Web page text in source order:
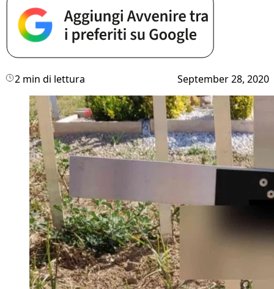
2 min di lettura September 28, 2020